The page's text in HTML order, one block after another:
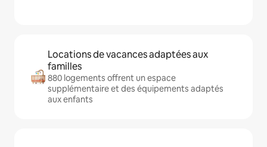
Locations de vacances adaptées aux
familles
880 logements offrent un espace
supplémentaire et des équipements adaptés
aux enfants